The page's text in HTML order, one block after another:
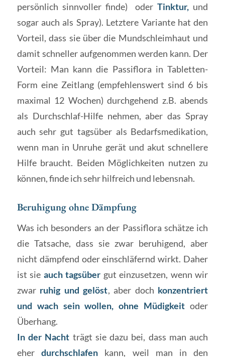
persönlich sinnvoller finde) oderTinktur, und
sogar auch als Spray). Letztere Variante hat den
Vorteil, dass sie über die Mundschleimhaut und
damit schneller aufgenommen werden kann. Der
Vorteil: Man kann die Passiflora in Tabletten-
Form eine Zeitlang (empfehlenswert sind 6 bis
maximal 12 Wochen) durchgehend z.B. abends
als Durchschlaf-Hilfe nehmen, aber das Spray
auch sehr gut tagsüber als Bedarfsmedikation,
wenn man in Unruhe gerät und akut schnellere
Hilfe braucht. Beiden Möglichkeiten nutzen zu
können, finde ich sehr hilfreich und lebensnah.
Beruhigung ohne Dämpfung
Was ich besonders an der Passiflora schätze ich
die Tatsache, dass sie zwar beruhigend, aber
nicht dämpfend oder einschläfernd wirkt. Daher
ist sie auch tagsüber gut einzusetzen, wenn wir
zwarruhig und gelöst, aber doch konzentriert
und wach sein wollen, ohne Müdigkeit oder
Überhang.
In der Nacht trägt sie dazu bei, dass man auch
eher durchschlafenkann, weil man in den